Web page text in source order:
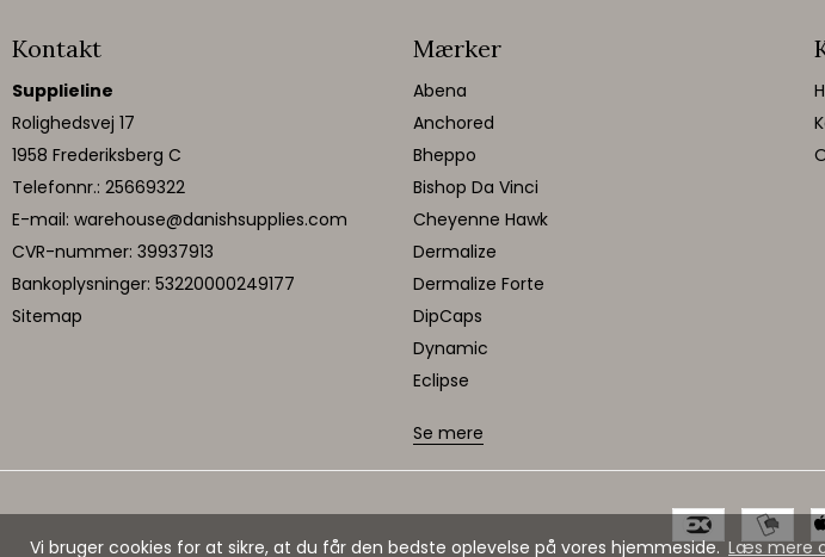
Vi bruger cookies for at sikre, at du får den bedste oplevelse på vores hjemmeside.Læs mere
Kontakt
Supplieline
Rolighedsvej 17
1958 Frederiksberg C
Telefonnr.: 25669322
E-mail: warehouse@danishsupplies.com
CVR-nummer: 39937913
Bankoplysninger: 53220000249177
Sitemap
Mærker
Abena
Anchored
Bheppo
Bishop Da Vinci
Cheyenne Hawk
Dermalize
Dermalize Forte
DipCaps
Dynamic
Eclipse
Se mere